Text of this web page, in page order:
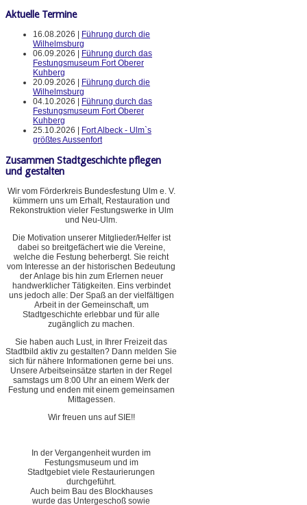
Aktuelle Termine
16.08.2026 |
Führung durch die
Wilhelmsburg
06.09.2026 |
Führung durch das
Festungsmuseum Fort Oberer
Kuhberg
20.09.2026 |
Führung durch die
Wilhelmsburg
04.10.2026 |
Führung durch das
Festungsmuseum Fort Oberer
Kuhberg
25.10.2026 |
Fort Albeck - Ulm`s
größtes Aussenfort
Zusammen Stadtgeschichte pflegen
und gestalten
Wir vom Förderkreis Bundesfestung Ulm e. V.
kümmern uns um Erhalt, Restauration und
Rekonstruktion vieler Festungswerke in Ulm
und Neu-Ulm.
Die Motivation unserer Mitglieder/Helfer ist
dabei so breitgefächert wie die Vereine,
welche die Festung beherbergt. Sie reicht
vom Interesse an der historischen Bedeutung
der Anlage bis hin zum Erlernen neuer
handwerklicher Tätigkeiten. Eins verbindet
uns jedoch alle: Der Spaß an der vielfältigen
Arbeit in der Gemeinschaft, um
Stadtgeschichte erlebbar und für alle
zugänglich zu machen.
Sie haben auch Lust, in Ihrer Freizeit das
Stadtbild aktiv zu gestalten? Dann melden Sie
sich für nähere Informationen gerne bei uns.
Unsere Arbeitseinsätze starten in der Regel
samstags um 8:00 Uhr an einem Werk der
Festung und enden mit einem gemeinsamen
Mittagessen.
Wir freuen uns auf SIE!!
In der Vergangenheit wurden im
Festungsmuseum und im
Stadtgebiet viele Restaurierungen
durchgeführt.
Auch beim Bau des Blockhauses
wurde das Untergeschoß sowie